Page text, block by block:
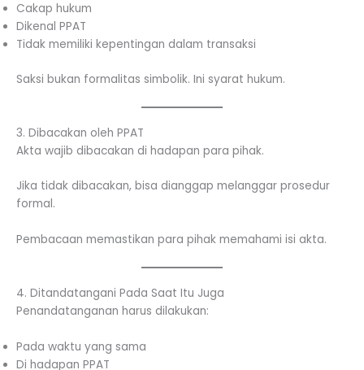
Cakap hukum
Dikenal PPAT
Tidak memiliki kepentingan dalam transaksi
Saksi bukan formalitas simbolik. Ini syarat hukum.
3. Dibacakan oleh PPAT
Akta wajib dibacakan di hadapan para pihak.
Jika tidak dibacakan, bisa dianggap melanggar prosedur
formal.
Pembacaan memastikan para pihak memahami isi akta.
4. Ditandatangani Pada Saat Itu Juga
Penandatanganan harus dilakukan:
Pada waktu yang sama
Di hadapan PPAT